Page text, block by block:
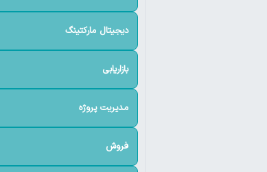
دیجیتال مارکتینگ
بازاریابی
مدیریت پروژه
فروش